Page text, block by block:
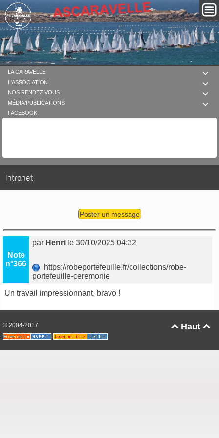

LA CARAVELLE

L'ASSOCIATION

NOS RENDEZ VOUS

MÉDIA/PUBLICATIONS
FACEBOOK
Intranet
Poster un message
Note
n°366
par Henri le 30/10/2025 04:32
https://robeportefeuille.fr/collections/robe-
portefeuille-ceremonie
Un travail impressionnant, bravo !
Haut 
© 2004-2017